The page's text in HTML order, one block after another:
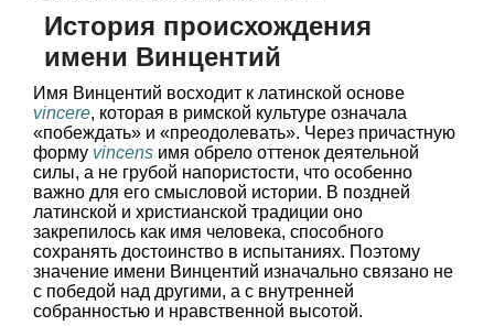
История происхождения
имени Винцентий
Имя Винцентий восходит к латинской основе
vincere, которая в римской культуре означала
«побеждать» и «преодолевать». Через причастную
форму vincens имя обрело оттенок деятельной
силы, а не грубой напористости, что особенно
важно для его смысловой истории. В поздней
латинской и христианской традиции оно
закрепилось как имя человека, способного
сохранять достоинство в испытаниях. Поэтому
значение имени Винцентий изначально связано не
с победой над другими, а с внутренней
собранностью и нравственной высотой.